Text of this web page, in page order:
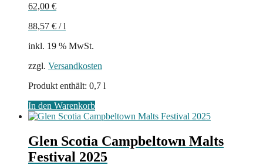
62,00 €
88,57 € /l
inkl. 19 % MwSt.
zzgl. Versandkosten
Produkt enthält: 0,7 l
In den Warenkorb
Glen Scotia Campbeltown Malts
Festival 2025